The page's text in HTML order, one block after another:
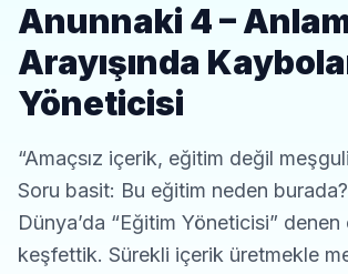
Anunnaki 4 –
Arayışında
Yöneticisi
“Amaçsız içerik, eğitim değil
Soru basit: Bu eğitim neden
Dünya’da “Eğitim Yöneticisi”
keşfettik. Sürekli içerik üretmekle